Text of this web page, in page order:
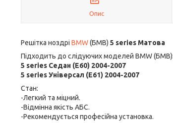
Опис
Решітка ноздрі BMW(БМВ) 5 series Матова
Підходить до слідуючих моделей BMW (БМВ):
5 series Седан (E60) 2004-2007
5 series Універсал (E61) 2004-2007
Стан:
-Легкий та міцний.
-Відмінна якість АБС.
-Рекомендується професійна установка.